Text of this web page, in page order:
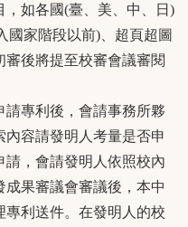
如各國(臺、美、中、日)
國家階段以前)、超頁超圖
後將提至校審會議審閱
專利後，會請事務所夥
容請發明人考量是否申
，會請發明人依照校內
果審議會審議後，本中
利送件。在發明人的校